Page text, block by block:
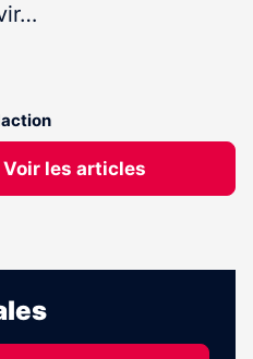
Voir les articles